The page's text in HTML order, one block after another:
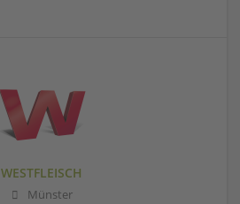
WESTFLEISCH
Münster